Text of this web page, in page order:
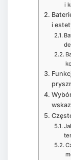
i
i